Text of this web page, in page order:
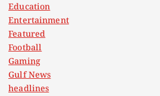
Education
Entertainment
Featured
Football
Gaming
Gulf News
headlines